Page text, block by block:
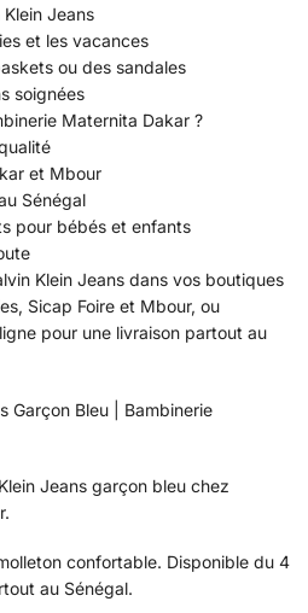
Jeans
et les vacances
ou des sandales
soignées
Maternita Dakar ?
et Mbour
Sénégal
pour bébés et enfants
Klein Jeans dans vos boutiques
Sicap Foire et Mbour, ou
pour une livraison partout au
Garçon Bleu | Bambinerie
Jeans garçon bleu chez
confortable. Disponible du 4
au Sénégal.